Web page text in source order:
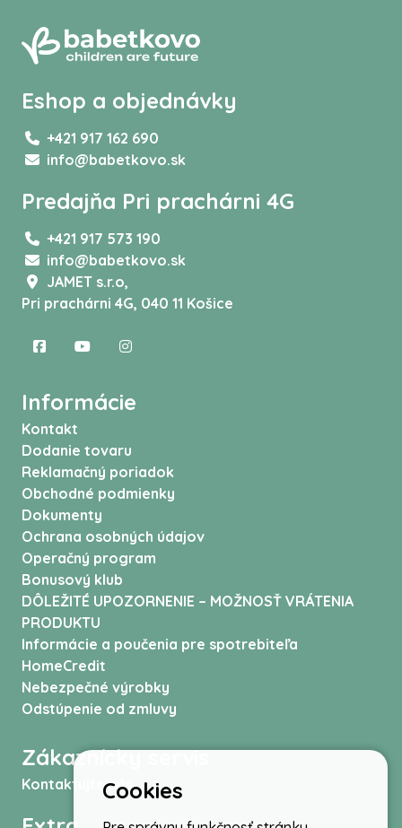
Eshop a objednávky
+421 917 162 690
info@babetkovo.sk
Predajňa Pri prachárni 4G
+421 917 573 190
info@babetkovo.sk
JAMET s.r.o,
Pri prachárni 4G, 040 11 Košice
Informácie
Kontakt
Dodanie tovaru
Reklamačný poriadok
Obchodné podmienky
Dokumenty
Ochrana osobných údajov
Operačný program
Bonusový klub
DÔLEŽITÉ UPOZORNENIE – MOŽNOSŤ VRÁTENIA
PRODUKTU
Informácie a poučenia pre spotrebiteľa
HomeCredit
Nebezpečné výrobky
Odstúpenie od zmluvy
Zákaznícky servis
Kontaktujte násCookies